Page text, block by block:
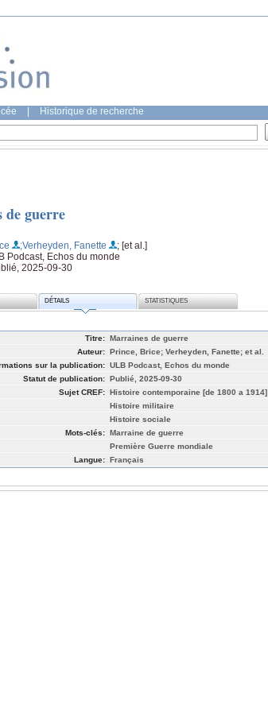
Historique de recherche
guerre
;Verheyden, Fanette
; [et al.]
Podcast, Echos du monde
2025-09-30
DÉTAILS STATISTIQUES
Titre: Marraines de guerre
Auteur: Prince, Brice; Verheyden, Fanette; et al.
sur la publication: ULB Podcast, Echos du monde
Statut de publication: Publié, 2025-09-30
Sujet CREF: Histoire contemporaine [de 1800 a 1914]
Histoire militaire
Histoire sociale
Mots-clés: Marraine de guerre
Première Guerre mondiale
Langue: Français